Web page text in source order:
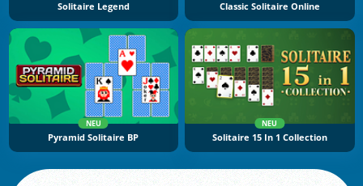
Solitaire Legend Classic Solitaire Online
NEU
Pyramid Solitaire BP
NEU
Solitaire 15 In 1 Collection